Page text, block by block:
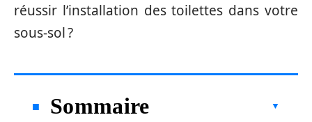
réussir l’installation des toilettes dans votre
sous-sol ?
Sommaire